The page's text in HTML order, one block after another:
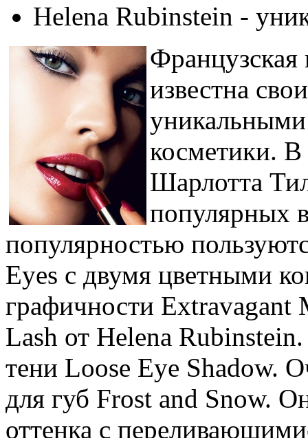
Helena Rubinstein -
известна
косметики. В
Шарлотта
популярных
популярностью
Eyes с двумя цветными
графичности Extravagant
Lash от Helena
тени Loose Eye Shadow.
для губ Frost and Snow.
оттенка с